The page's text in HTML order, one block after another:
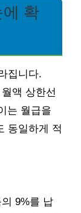
에 확
집니다.
액 상한선
는 월급을
동일하게 적
9%를 납